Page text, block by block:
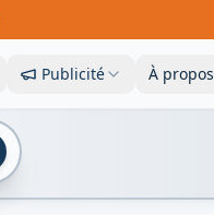
Publicité À propos